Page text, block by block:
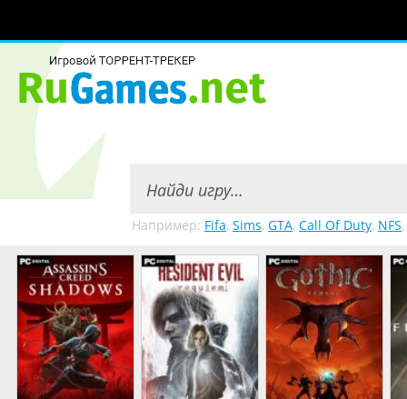
Например: Fifa, Sims, GTA, Call Of Duty, NFS,